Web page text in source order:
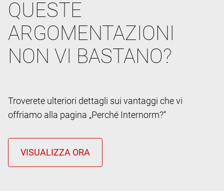
QUESTE
ARGOMENTAZIONI
NON VI BASTANO?
Troverete ulteriori dettagli sui vantaggi che vi
offriamo alla pagina „Perché Internorm?“